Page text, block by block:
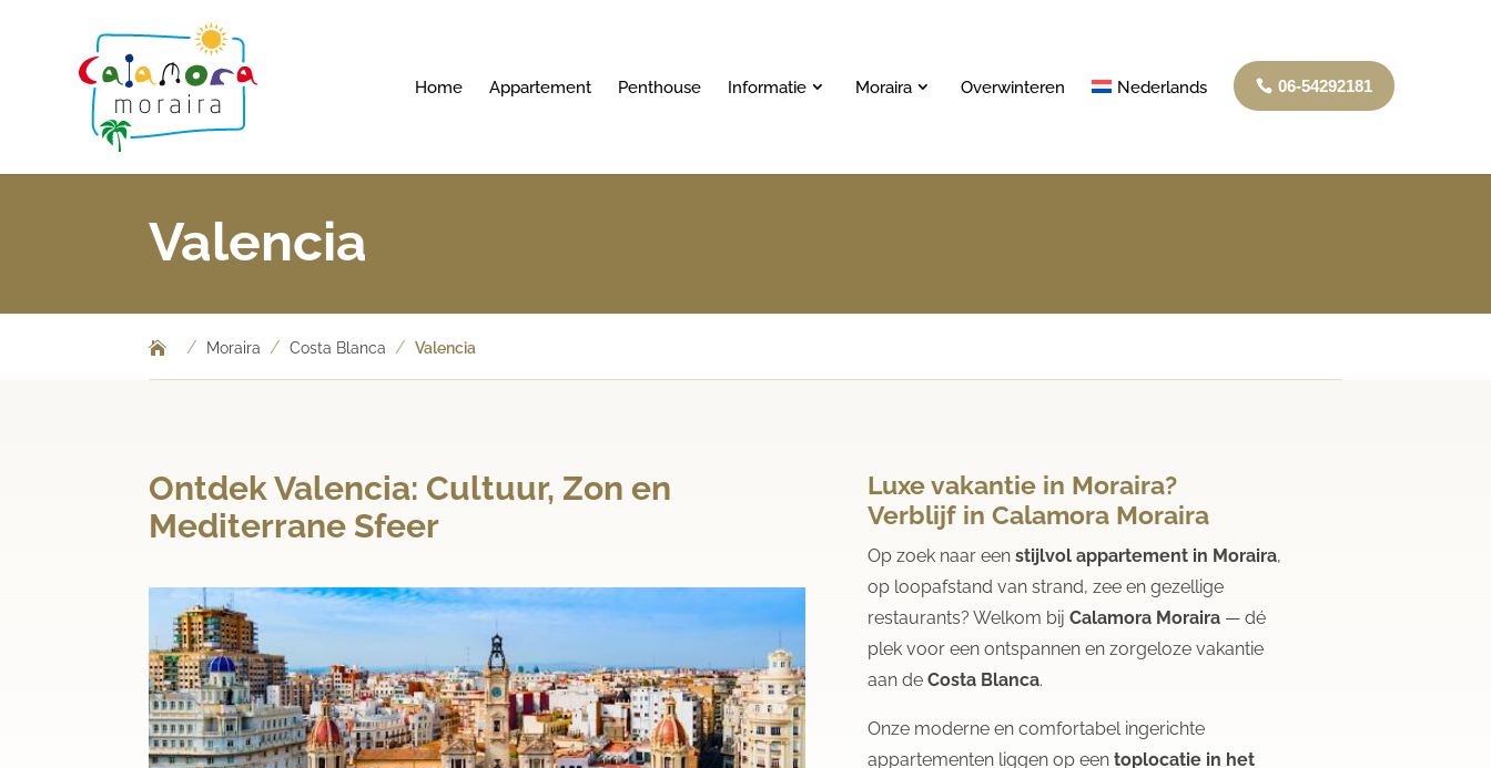
Home Appartement Penthouse Informatie Moraira Overwinteren Nederlands 06-54292181
Valencia
/ Moraira / Costa Blanca / Valencia
Ontdek Valencia: Cultuur, Zon en
Mediterrane Sfeer
Luxe vakantie in Moraira?
Verblijf in Calamora Moraira
Op zoek naar eenstijlvol appartement in Moraira,
op loopafstand van strand, zee en gezellige
restaurants? Welkom bijCalamora Moraira — dé
plek voor een ontspannen en zorgeloze vakantie
aan deCosta Blanca.
Onze moderne en comfortabel ingerichte
appartementen liggen op eentoplocatie in het